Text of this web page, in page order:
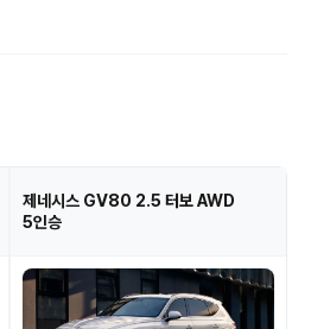
제네시스 GV80 2.5 터보 AWD
5인승